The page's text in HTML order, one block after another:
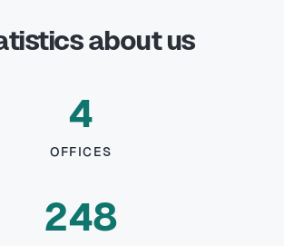
about us
4
OFFICES
248